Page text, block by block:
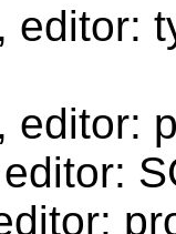
editor:
editor: